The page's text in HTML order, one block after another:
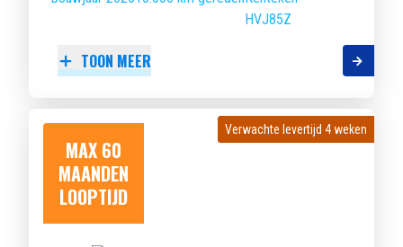
HVJ85Z
TOON MEER
MAX 60
MAANDEN
LOOPTIJD
Verwachte levertijd 4 weken
Verwachte levertijd 4 weken